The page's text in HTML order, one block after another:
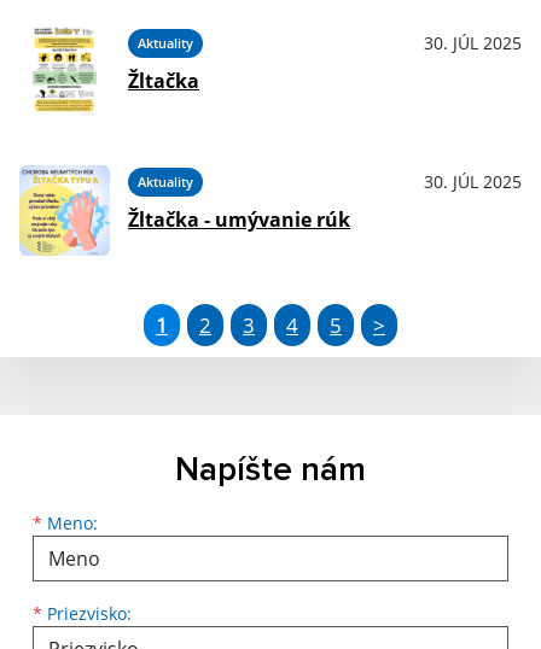
Aktuality 30. JÚL 2025
Žltačka
Aktuality 30. JÚL 2025
Žltačka - umývanie rúk
1 2 3 4 5 >
Napíšte nám
* Meno:
* Priezvisko: